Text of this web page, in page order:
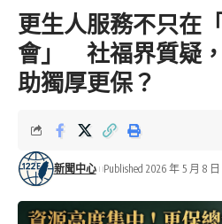
更生人服務不只在
會」 社福界質疑
助獨厚更保？
新聞中心 Published 2026 年 5 月 8 日